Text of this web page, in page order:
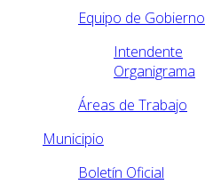
Equipo de Gobierno
Intendente
Organigrama
Áreas de Trabajo
Municipio
Boletín Oficial